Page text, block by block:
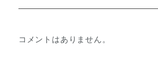
コメントはありません。